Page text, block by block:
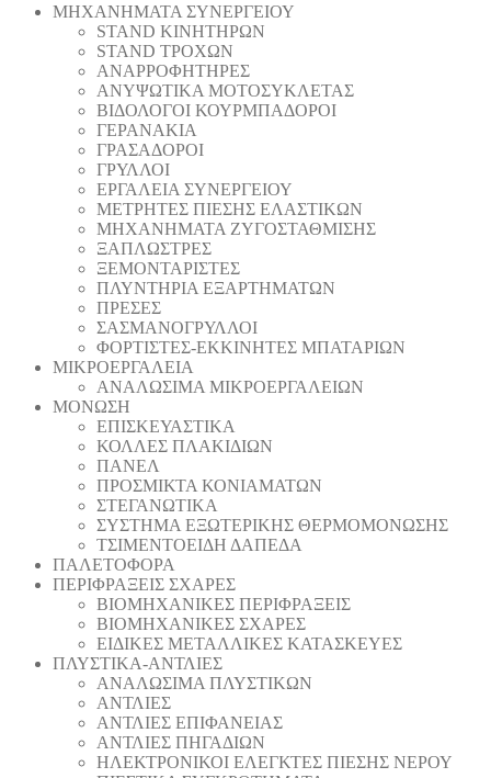
ΜΗΧΑΝΗΜΑΤΑ ΣΥΝΕΡΓΕΙΟΥ
STAND ΚΙΝΗΤΗΡΩΝ
STAND ΤΡΟΧΩΝ
ΑΝΑΡΡΟΦΗΤΗΡΕΣ
ΑΝΥΨΩΤΙΚΑ ΜΟΤΟΣΥΚΛΕΤΑΣ
ΒΙΔΟΛΟΓΟΙ ΚΟΥΡΜΠΑΔΟΡΟΙ
ΓΕΡΑΝΑΚΙΑ
ΓΡΑΣΑΔΟΡΟΙ
ΓΡΥΛΛΟΙ
ΕΡΓΑΛΕΙΑ ΣΥΝΕΡΓΕΙΟΥ
ΜΕΤΡΗΤΕΣ ΠΙΕΣΗΣ ΕΛΑΣΤΙΚΩΝ
ΜΗΧΑΝΗΜΑΤΑ ΖΥΓΟΣΤΑΘΜΙΣΗΣ
ΞΑΠΛΩΣΤΡΕΣ
ΞΕΜΟΝΤΑΡΙΣΤΕΣ
ΠΛΥΝΤΗΡΙΑ ΕΞΑΡΤΗΜΑΤΩΝ
ΠΡΕΣΕΣ
ΣΑΣΜΑΝΟΓΡΥΛΛΟΙ
ΦΟΡΤΙΣΤΕΣ-ΕΚΚΙΝΗΤΕΣ ΜΠΑΤΑΡΙΩΝ
ΜΙΚΡΟΕΡΓΑΛΕΙΑ
ΑΝΑΛΩΣΙΜΑ ΜΙΚΡΟΕΡΓΑΛΕΙΩΝ
ΜΟΝΩΣΗ
ΕΠΙΣΚΕΥΑΣΤΙΚΑ
ΚΟΛΛΕΣ ΠΛΑΚΙΔΙΩΝ
ΠΑΝΕΛ
ΠΡΟΣΜΙΚΤΑ ΚΟΝΙΑΜΑΤΩΝ
ΣΤΕΓΑΝΩΤΙΚΑ
ΣΥΣΤΗΜΑ ΕΞΩΤΕΡΙΚΗΣ ΘΕΡΜΟΜΟΝΩΣΗΣ
ΤΣΙΜΕΝΤΟΕΙΔΗ ΔΑΠΕΔΑ
ΠΑΛΕΤΟΦΟΡΑ
ΠΕΡΙΦΡΑΞΕΙΣ ΣΧΑΡΕΣ
ΒΙΟΜΗΧΑΝΙΚΕΣ ΠΕΡΙΦΡΑΞΕΙΣ
ΒΙΟΜΗΧΑΝΙΚΕΣ ΣΧΑΡΕΣ
ΕΙΔΙΚΕΣ ΜΕΤΑΛΛΙΚΕΣ ΚΑΤΑΣΚΕΥΕΣ
ΠΛΥΣΤΙΚΑ-ΑΝΤΛΙΕΣ
ΑΝΑΛΩΣΙΜΑ ΠΛΥΣΤΙΚΩΝ
ΑΝΤΛΙΕΣ
ΑΝΤΛΙΕΣ ΕΠΙΦΑΝΕΙΑΣ
ΑΝΤΛΙΕΣ ΠΗΓΑΔΙΩΝ
ΗΛΕΚΤΡΟΝΙΚΟΙ ΕΛΕΓΚΤΕΣ ΠΙΕΣΗΣ ΝΕΡΟΥ